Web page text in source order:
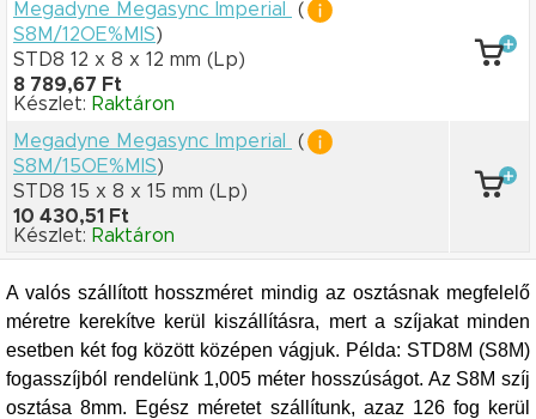
Megadyne Megasync Imperial
(
S8M/12OE%MIS)
STD8 12 x 8 x 12 mm (Lp)
8 789,67 Ft
Készlet: Raktáron
Megadyne Megasync Imperial
(
S8M/15OE%MIS)
STD8 15 x 8 x 15 mm (Lp)
10 430,51 Ft
Készlet: Raktáron
A valós szállított hosszméret mindig az osztásnak megfelelő
méretre kerekítve kerül kiszállításra, mert a szíjakat minden
esetben két fog között középen vágjuk. Példa: STD8M (S8M)
fogasszíjból rendelünk 1,005 méter hosszúságot. Az S8M szíj
osztása 8mm. Egész méretet szállítunk, azaz 126 fog kerül